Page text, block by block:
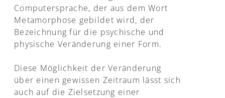
Computersprache, der aus dem Wort
Metamorphose gebildet wird, der
Bezeichnung für die psychische und
physische Veränderung einer Form.
Diese Möglichkeit der Veränderung
über einen gewissen Zeitraum lässt sich
auch auf die Zielsetzung einer